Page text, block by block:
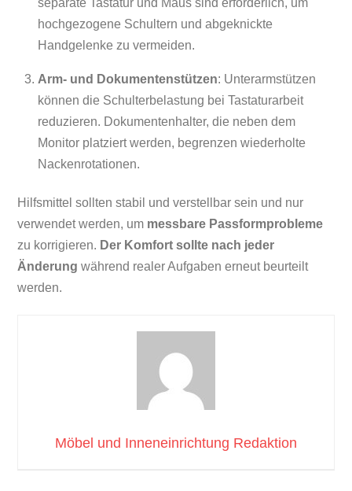
hochgezogene Schultern und abgeknickte
Handgelenke zu vermeiden.
Arm- und Dokumentenstützen: Unterarmstützen
können die Schulterbelastung bei Tastaturarbeit
reduzieren. Dokumentenhalter, die neben dem
Monitor platziert werden, begrenzen wiederholte
Nackenrotationen.
Hilfsmittel sollten stabil und verstellbar sein und nur
verwendet werden, um messbare Passformprobleme
zu korrigieren. Der Komfort sollte nach jeder
Änderung während realer Aufgaben erneut beurteilt
werden.
Möbel und Inneneinrichtung Redaktion